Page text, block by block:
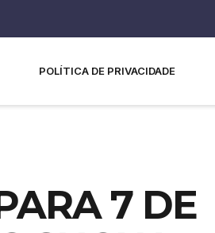
POLÍTICA DE PRIVACIDADE
7 DE